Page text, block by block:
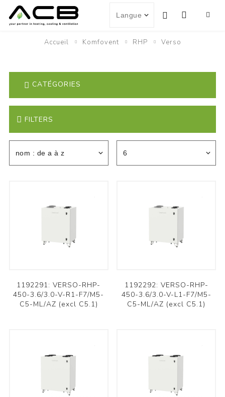
Accueil Komfovent RHP Verso
FILTERS
1192291: VERSO-RHP-
450-3.6/3.0-V-R1-F7/M5-
C5-ML/AZ (excl C5.1)
1192292: VERSO-RHP-
450-3.6/3.0-V-L1-F7/M5-
C5-ML/AZ (excl C5.1)
CATÉGORIES